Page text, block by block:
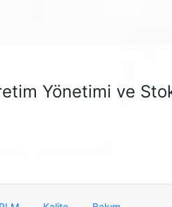
Yönetimi ve